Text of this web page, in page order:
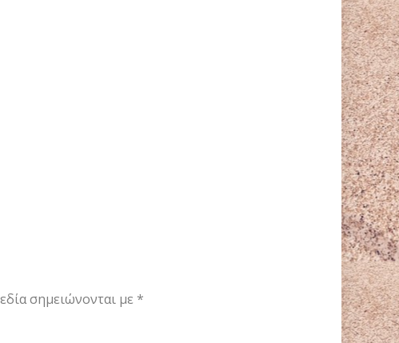
σημειώνονται με *